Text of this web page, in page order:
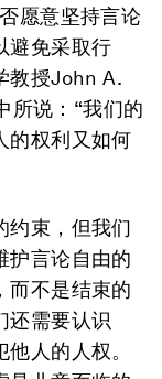
愿意坚持言论
避免采取行
教授John A.
所说：“我们的
的权利又如何
约束，但我们
护言论自由的
而不是结束的
还需要认识
人的人权。